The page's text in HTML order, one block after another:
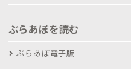
ぶらあぼを読む
ぶらあぼ電子版